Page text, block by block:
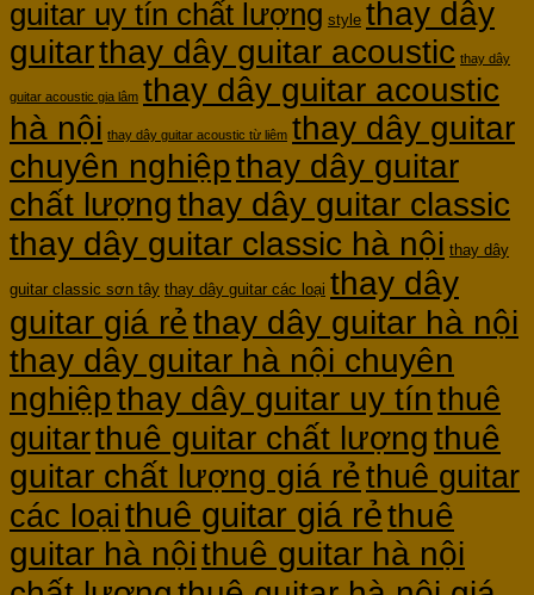
guitar uy tín chất lượng style thay dây
guitarthay dây guitar acoustic thay dây
guitar acoustic gia lâm thay dây guitar acoustic
hà nội thay dây guitar acoustic từ liêm thay dây guitar
chuyên nghiệpthay dây guitar
chất lượngthay dây guitar classic
thay dây guitar classic hà nội thay dây
guitar classic sơn tây thay dây guitar các loại thay dây
guitar giá rẻthay dây guitar hà nội
thay dây guitar hà nội chuyên
nghiệpthay dây guitar uy tín thuê
guitarthuê guitar chất lượngthuê
guitar chất lượng giá rẻthuê guitar
các loạithuê guitar giá rẻthuê
guitar hà nộithuê guitar hà nội